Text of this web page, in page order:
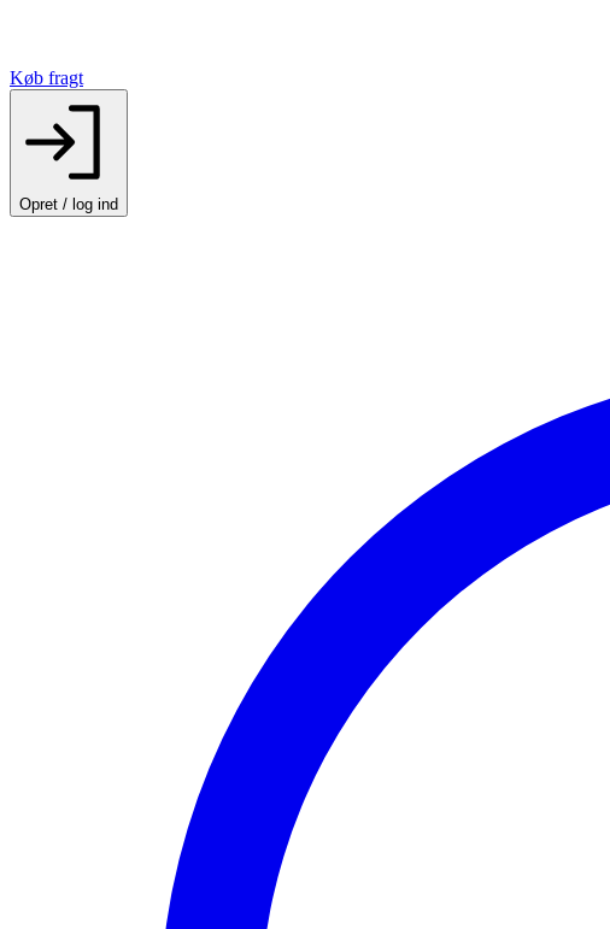
Køb fragt
Opret / log ind